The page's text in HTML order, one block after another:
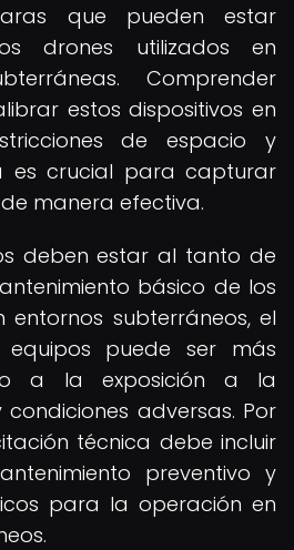
que pueden estar
drones utilizados en
Comprender
estos dispositivos en
de espacio y
es crucial para capturar
manera efectiva.
deben estar al tanto de
básico de los
subterráneos, el
puede ser más
a la exposición a la
adversas. Por
técnica debe incluir
preventivo y
para la operación en